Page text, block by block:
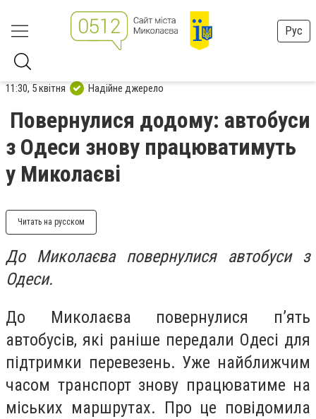
Рус
11:30, 5 квітня Надійне джерело
Повернулися додому: автобуси
з Одеси знову працюватимуть
у Миколаєві
Читать на русском
До Миколаєва повернулися автобуси з
Одеси.
До Миколаєва повернулися п’ять
автобусів, які раніше передали Одесі для
підтримки перевезень. Уже найближчим
часом транспорт знову працюватиме на
міських маршрутах. Про це повідомила